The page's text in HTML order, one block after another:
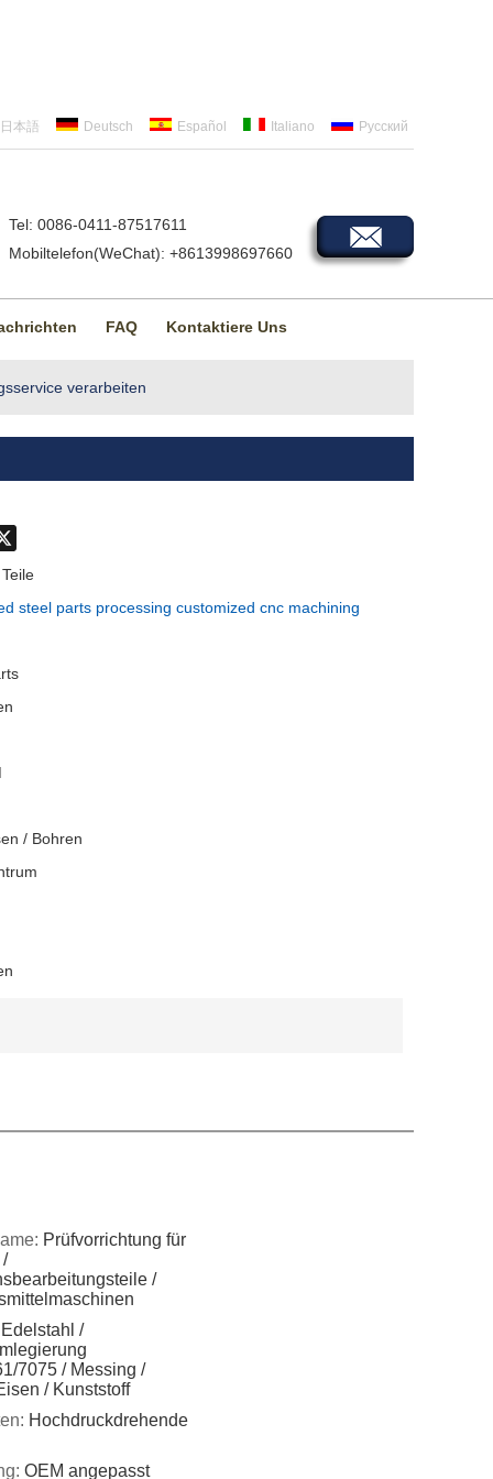
日本語 Deutsch Español Italiano Русский
Tel: 0086-0411-87517611
Mobiltelefon(WeChat): +8613998697660
FAQ Kontaktiere Uns
verarbeiten
steel parts processing customized cnc machining
/ Bohren
Prüfvorrichtung für
/
/
Edelstahl /
7075 / Messing /
/ Kunststoff
Hochdruckdrehende
OEM angepasst